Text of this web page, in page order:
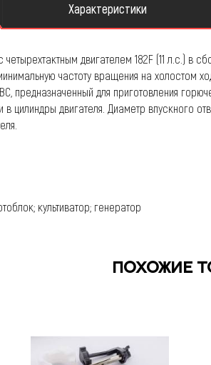
Характеристики
двигателем 182F (11 л.с.) в
частоту вращения на холостом
предназначенный для приготовления
в цилиндры двигателя. Диаметр впускного
культиватор; генератор
ПОХОЖИЕ